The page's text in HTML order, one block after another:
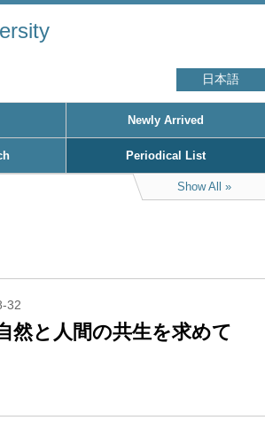
日本語
Newly Arrived
Periodical List
Show All
32
然と人間の共生を求めて